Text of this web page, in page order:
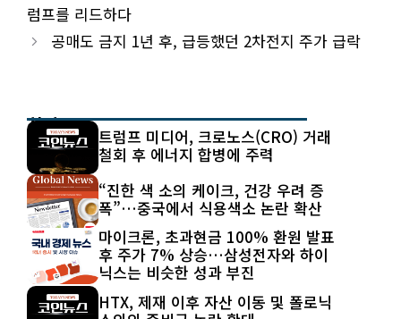
럼프를 리드하다
공매도 금지 1년 후, 급등했던 2차전지 주가 급락
최신 글
트럼프 미디어, 크로노스(CRO) 거래
철회 후 에너지 합병에 주력
“진한 색 소의 케이크, 건강 우려 증
폭”…중국에서 식용색소 논란 확산
마이크론, 초과현금 100% 환원 발표
후 주가 7% 상승…삼성전자와 하이
닉스는 비슷한 성과 부진
HTX, 제재 이후 자산 이동 및 폴로닉